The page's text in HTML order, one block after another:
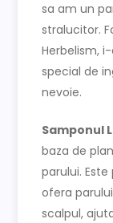
sa am un
stralucitor.
Herbelism,
special de
nevoie.
Samponul
baza de
parului.
ofera
scalpul,